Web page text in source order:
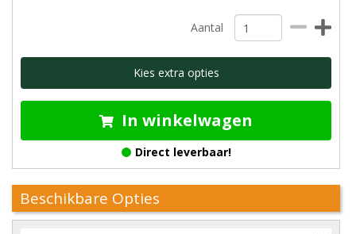
Aantal
Kies extra opties
In winkelwagen
Direct leverbaar!
Beschikbare Opties